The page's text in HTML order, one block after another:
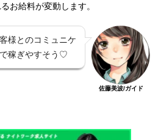
お給料が変動します。
様とのコミュニケ
稼ぎやすそう♡
佐藤美波/ガイド